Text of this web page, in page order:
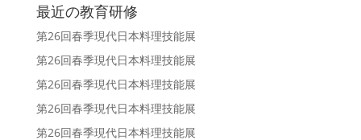
最近の教育研修
第26回春季現代日本料理技能展
第26回春季現代日本料理技能展
第26回春季現代日本料理技能展
第26回春季現代日本料理技能展
第26回春季現代日本料理技能展